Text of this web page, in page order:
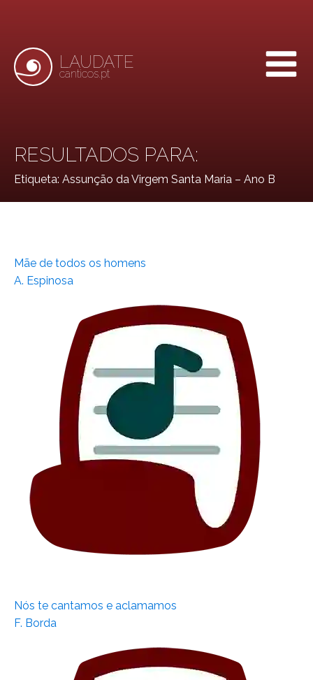
LAUDATE
canticos.pt
RESULTADOS PARA:
Etiqueta: Assunção da Virgem Santa Maria – Ano B
Mãe de todos os homens
A. Espinosa
Nós te cantamos e aclamamos
F. Borda